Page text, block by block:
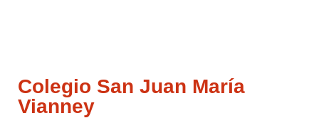
Colegio San Juan María
Vianney